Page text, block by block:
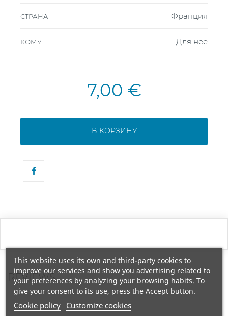
СТРАНА Франция
КОМУ Для нее
7,00 €
В КОРЗИНУ
REVIEWS
This website uses its own and third-party cookies to
improve our services and show you advertising related to
your preferences by analyzing your browsing habits. To
give your consent to its use, press the Accept button.
Cookie policy Customize cookies